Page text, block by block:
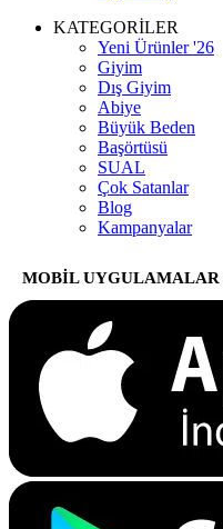
KATEGORİLER
Yeni Ürünler '26
Giyim
Dış Giyim
Abiye
Büyük Beden
Başörtüsü
SUAL
Çok Satanlar
Blog
Kampanyalar
MOBİL UYGULAMALAR